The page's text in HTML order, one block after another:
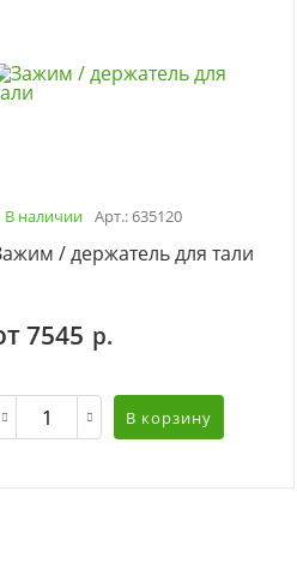
В наличии Арт.: 635120
/ держатель для тали
7545 р.
В корзину